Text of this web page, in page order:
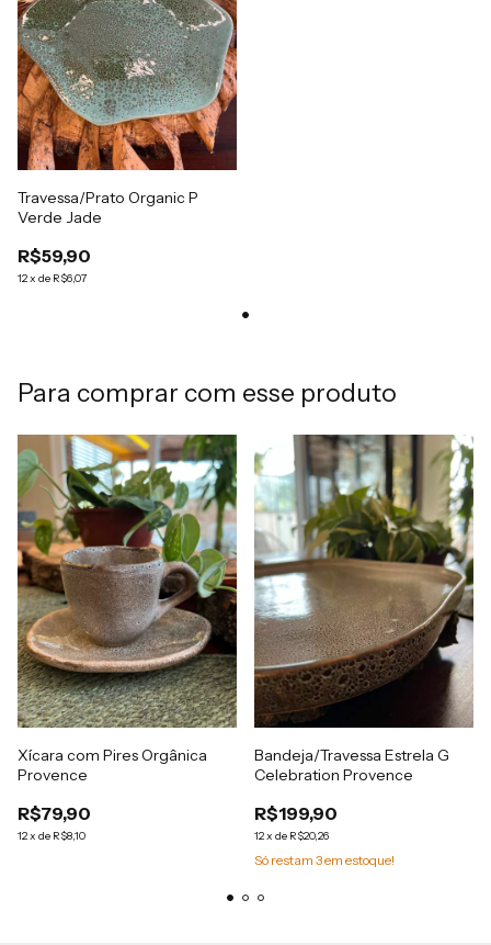
Travessa/Prato Organic P
Verde Jade
R$59,90
12x de R$6,07
Para comprar com esse produto
Xícara com Pires Orgânica
Provence
R$79,90
12x de R$8,10
Bandeja/Travessa Estrela G
Celebration Provence
R$199,90
12x de R$20,26
Só restam 3em estoque!